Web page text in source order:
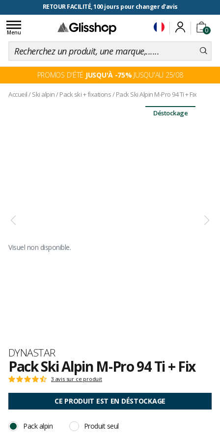
RETOUR FACILITÉ, 100 jours pour changer d'avis
0
Toggle
navigation
Menu
PROMOS D'ÉTÉ JUSQU'À -75% JUSQU'AU 25/08
Accueil/Ski alpin/Pack ski + fixations/Pack Ski Alpin M-Pro 94 Ti + Fix
Visuel non disponible.
Déstockage
Marque
DYNASTAR
Pack Ski Alpin M-Pro 94 Ti + Fix
Les
Note
:
sur
3 avis sur ce produit
CE PRODUIT EST EN DÉSTOCKAGE
Pack alpin Produit seul